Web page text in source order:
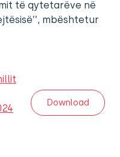
të qytetarëve në
mbështetur
Download